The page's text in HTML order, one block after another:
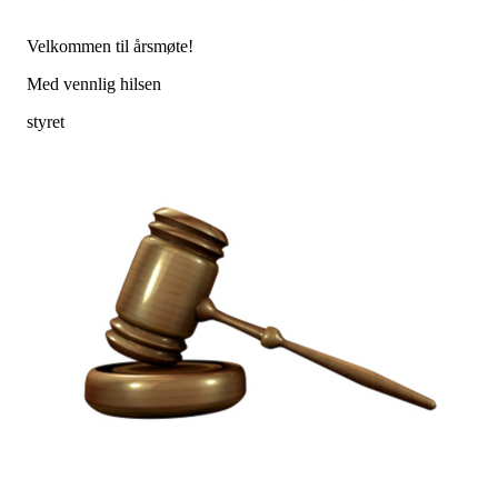
Velkommen til årsmøte!
Med vennlig hilsen
styret